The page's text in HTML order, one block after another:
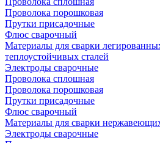
Проволока порошковая
Прутки присадочные
Флюс сварочный
Материалы для сварки
теплоустойчивых сталей
Электроды сварочные
Проволока сплошная
Проволока порошковая
Прутки присадочные
Флюс сварочный
Материалы для сварки
Электроды сварочные